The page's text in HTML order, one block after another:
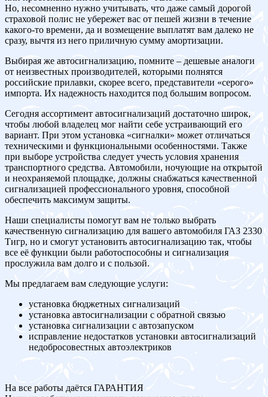
Но, несомненно нужно учитывать, что даже самый дорогой
страховой полис не убережет вас от пешей жизни в течение
какого-то времени, да и возмещение выплатят вам далеко не
сразу, вычтя из него приличную сумму амортизации.
Выбирая же автосигнализацию, помните – дешевые аналоги
от неизвестных производителей, которыми полнятся
российские прилавки, скорее всего, представители «серого»
импорта. Их надежность находится под большим вопросом.
Сегодня ассортимент автосигнализаций достаточно широк,
чтобы любой владелец мог найти себе устраивающий его
вариант. При этом установка «сигналки» может отличаться
техническими и функциональными особенностями. Также
при выборе устройства следует учесть условия хранения
транспортного средства. Автомобили, ночующие на открытой
и неохраняемой площадке, должны снабжаться качественной
сигнализацией профессионального уровня, способной
обеспечить максимум защиты.
Наши специалисты помогут вам не только выбрать
качественную сигнализацию для вашего автомобиля ГАЗ 2330
Тигр, но и смогут установить автосигнализацию так, чтобы
все её функции были работоспособны и сигнализация
прослужила вам долго и с пользой.
Мы предлагаем вам следующие услуги:
установка бюджетных сигнализаций
установка автосигнализации с обратной связью
установка сигнализации с автозапуском
исправление недостатков установки автосигнализаций
недобросовестных автоэлектриков
На все работы даётся ГАРАНТИЯ